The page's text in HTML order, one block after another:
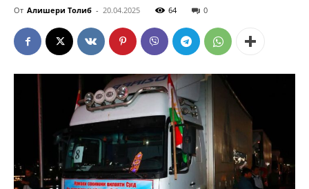
От Алишери Толиб - 20.04.2025 64 0